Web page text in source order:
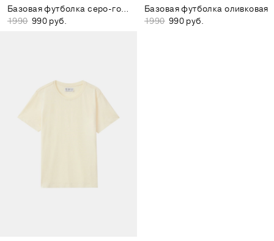
Базовая футболка серо-голубая
1990 990 руб.
Базовая футболка оливковая
1990 990 руб.